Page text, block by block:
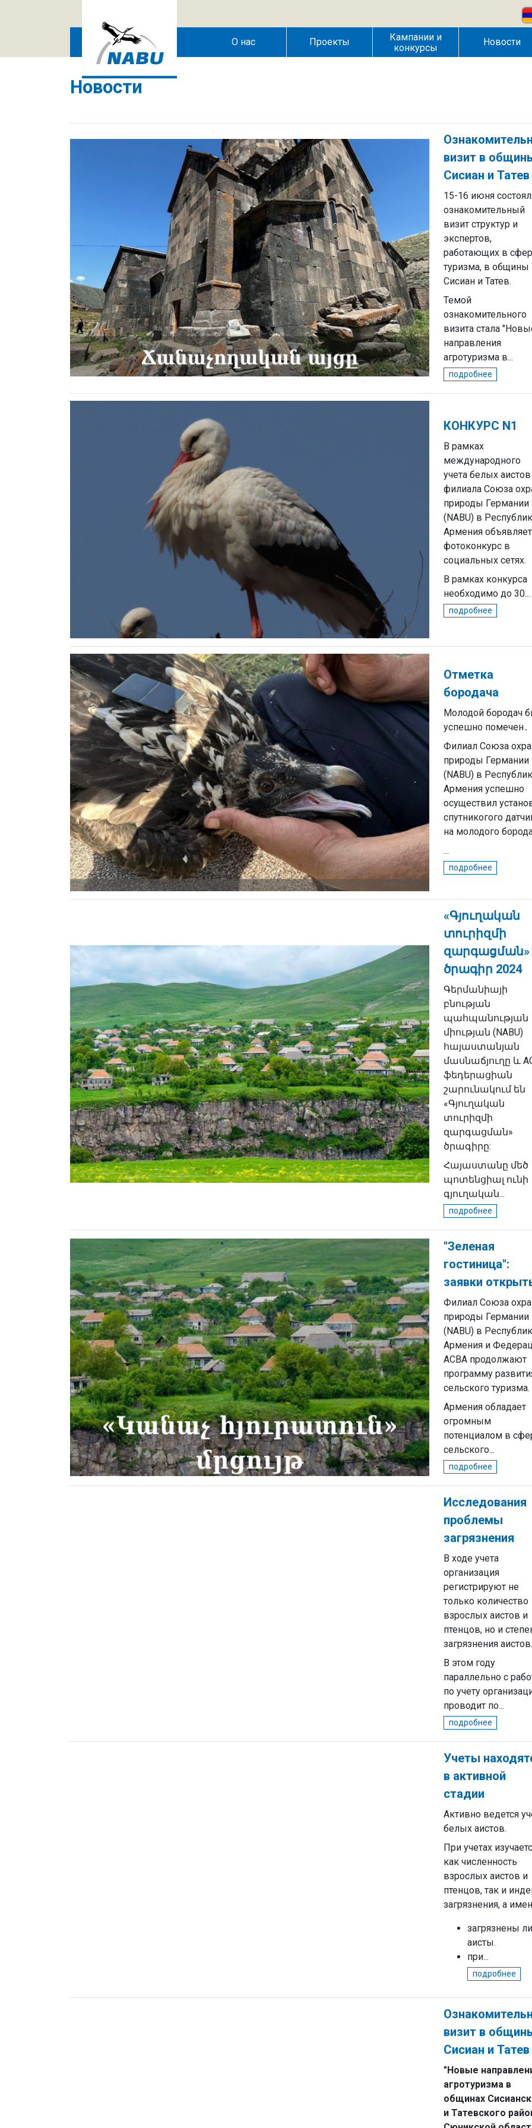
О нас Проекты
Кампании и
конкурсы
Новости
Новости
визит в
Сисиан и Татев
15-16 июня
ознакомительный
визит структур и
экспертов,
работающих в
туризма, в общины
Сисиан и Татев.
Темой
ознакомительного
визита стала
направления
агротуризма в...
подробнее
КОНКУРС N1
В рамках
международного
учета белых аистов
филиала Союза
природы Германии
(NABU) в
Армения объявляет
фотоконкурс в
социальных сетях.
В рамках конкурса
необходимо до 30...
подробнее
Отметка
бородача
Молодой бородач
успешно помечен․
Филиал Союза
природы Германии
(NABU) в
Армения успешно
осуществил
спутникогого
на молодого
...
подробнее
«Գյուղական
տուրիզմի
զարգացման»
ծրագիր 2024
Գերմանիայի
բնության
պահպանության
միության (NABU)
հայաստանյան
մասնաճյուղը և
ֆեդերացիան
շարունակում են
«Գյուղական
տուրիզմի
զարգացման»
ծրագիրը:
Հայաստանը մեծ
պոտենցիալ ունի
գյուղական...
подробнее
"Зеленая
гостиница":
заявки
Филиал Союза
природы Германии
(NABU) в
Армения и
ACBA продолжают
программу
сельского туризма.
Армения обладает
огромным
потенциалом в
сельского...
подробнее
Исследования
проблемы
загрязнения
В ходе учета
организация
регистрируют не
только количество
взрослых аистов и
птенцов, но и
загрязнения аистов.
В этом году
параллельно с
по учету
проводит по...
подробнее
Учеты
в активной
стадии
Активно ведется
белых аистов.
При учетах
как численность
взрослых аистов и
птенцов, так и
загрязнения, а
загрязнены ли
аисты.
при...
подробнее
визит в
Сисиан и Татев
"Новые
агротуризма в
общинах
и Татевского